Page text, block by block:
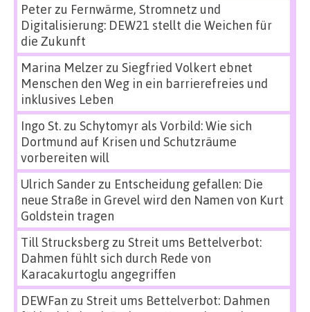
Peterzu Fernwärme, Stromnetz und
Digitalisierung: DEW21 stellt die Weichen für
die Zukunft
Marina Melzerzu Siegfried Volkert ebnet
Menschen den Weg in ein barrierefreies und
inklusives Leben
Ingo St.zu Schytomyr als Vorbild: Wie sich
Dortmund auf Krisen und Schutzräume
vorbereiten will
Ulrich Sanderzu Entscheidung gefallen: Die
neue Straße in Grevel wird den Namen von Kurt
Goldstein tragen
Till Strucksbergzu Streit ums Bettelverbot:
Dahmen fühlt sich durch Rede von
Karacakurtoglu angegriffen
DEWFan zu Streit ums Bettelverbot: Dahmen